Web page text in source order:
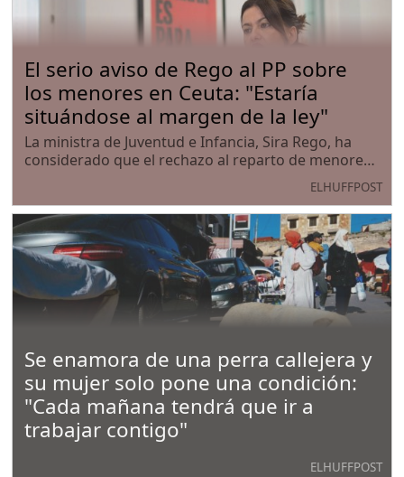
El serio aviso de Rego al PP sobre
los menores en Ceuta: "Estaría
situándose al margen de la ley"
La ministra de Juventud e Infancia, Sira Rego, ha
considerado que el rechazo al reparto de menores
no acompañados se trata de "una cuestión
propagandística y de competición con el racismo de
Vox" y ha recordado que el Gobierno cuenta con
ELHUFFPOST
Se enamora de una perra callejera y
su mujer solo pone una condición:
"Cada mañana tendrá que ir a
trabajar contigo"
ELHUFFPOST